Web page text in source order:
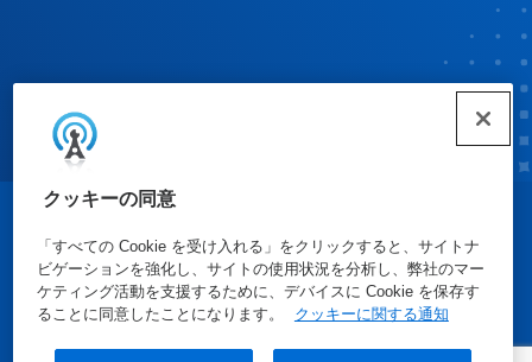
クッキーの同意
「すべての Cookie を受け入れる」をクリックすると、サイトナ
ビゲーションを強化し、サイトの使用状況を分析し、弊社のマー
ケティング活動を支援するために、デバイスに Cookie を保存す
ることに同意したことになります。
クッキーに関する通知
© Ecolab Inc. 2025
安全データシート|プライバシーポリシー|利用規約